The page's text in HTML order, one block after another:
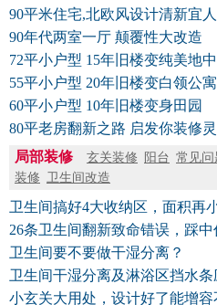
90平米住宅,北欧风设计清新宜
90年代两室一厅 颠覆性大改造
72平小户型 15年旧楼变纯美地
55平小户型 20年旧楼变白领公寓
60平小户型 10年旧楼变身田园
80平老房翻新之路 启发你装修
局部装修
玄关装修 阳台 常见问
装修 卫生间改造
卫生间搞好4大收纳区，面积再
26条卫生间翻新致命错误，踩
卫生间要不要做干湿分离？
卫生间干湿分离及淋浴区挡水
小玄关大用处，设计好了能增容